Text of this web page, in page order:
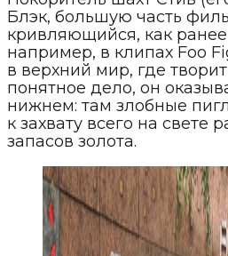
Блэк, большую часть
кривляющийся, как
например, в клипах Foo
в верхний мир, где
понятное дело, он
нижнем: там злобные
к захвату всего на свете
запасов золота.